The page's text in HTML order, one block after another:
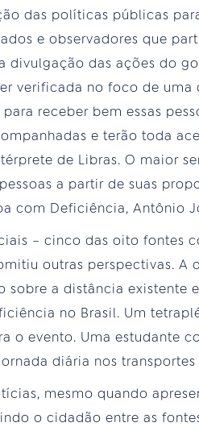
das políticas públicas
e observadores que
divulgação das ações do
verificada no foco de uma
receber bem essas
e terão toda
de Libras. O maior
a partir de suas
com Deficiência, Antônio
– cinco das oito fontes
outras perspectivas. A
sobre a distância existente
no Brasil. Um
o evento. Uma estudante
diária nos
mesmo quando
o cidadão entre as